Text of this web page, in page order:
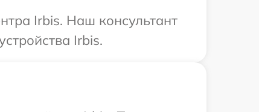
Irbis. Наш консультант
Irbis.